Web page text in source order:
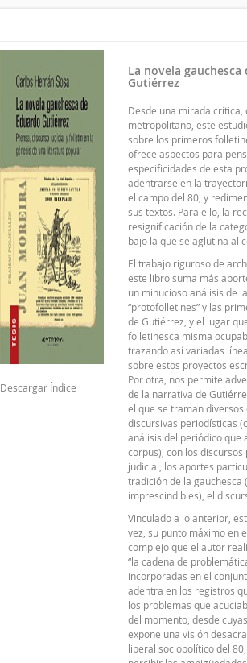
Descargar Índice
La novela gauchesca
Gutiérrez
Desde una mirada
metropolitano, este
sobre los primeros
ofrece aspectos para
especificidades de esta
adentrarse en la
el campo del 80, y
sus textos. Para ello, la
resignificación de la
bajo la que se aglutina al
El trabajo riguroso de
este libro suma más
un minucioso análisis de
“protofolletines” y las
de Gutiérrez, y el lugar
folletinesca misma
trazando así variadas
sobre estos proyectos
Por otra, nos permite
de la narrativa de
el que se traman
discursivas periodísticas
análisis del periódico que
corpus), con los
judicial, los aportes
tradición de la gauchesca
imprescindibles), el
Vinculado a lo anterior,
vez, su punto máximo en
complejo que el autor
“la cadena de
incorporadas en el
adentra en los registros
los problemas que
del momento, desde
expone una visión
liberal sociopolítico del